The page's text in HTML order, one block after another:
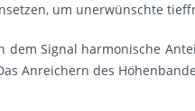
um unerwünschte
Signal harmonische
Anreichern des